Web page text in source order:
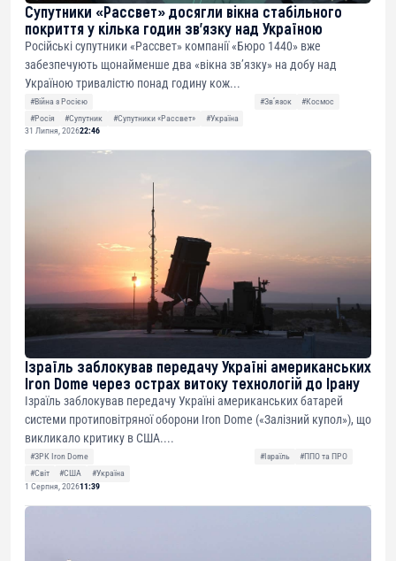
Супутники «Рассвет» досягли вікна стабільного
покриття у кілька годин зв’язку над Україною
Російські супутники «Рассвет» компанії «Бюро 1440» вже
забезпечують щонайменше два «вікна зв’язку» на добу над
Україною тривалістю понад годину кож...
#Війна з Росією #Звʼязок
#Космос
#Росія
#Супутник #Супутники «Рассвет»
#Україна
31 Липня, 202622:46
Ізраїль заблокував передачу Україні американських
Iron Dome через острах витоку технологій до Ірану
Ізраїль заблокував передачу Україні американських батарей
системи протиповітряної оборони Iron Dome («Залізний купол»), що
викликало критику в США....
#ЗРК Iron Dome #Ізраїль
#ППО та ПРО
#Світ
#США
#Україна
1 Серпня, 202611:39